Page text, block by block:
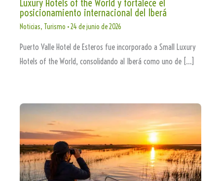
Luxury Hotels of the World y fortalece el
posicionamiento internacional del Iberá
Noticias, Turismo •24 de junio de 2026
Puerto Valle Hotel de Esteros fue incorporado a Small Luxury
Hotels of the World, consolidando al Iberá como uno de […]